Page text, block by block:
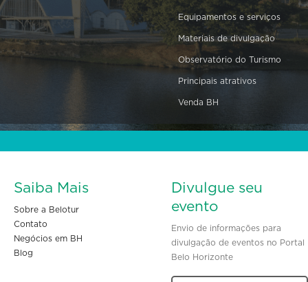
Equipamentos e serviços
Materiais de divulgação
Observatório do Turismo
Principais atrativos
Venda BH
Saiba Mais
Sobre a Belotur
Contato
Negócios em BH
Blog
Divulgue seu
evento
Envio de informações para
divulgação de eventos no Portal
Belo Horizonte